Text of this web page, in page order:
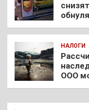
НАЛОГИ
ООО